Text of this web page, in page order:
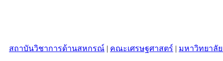
สถาบันวิชาการด้านสหกรณ์ | คณะเศรษฐศาสตร์ | มหาวิทยาลั